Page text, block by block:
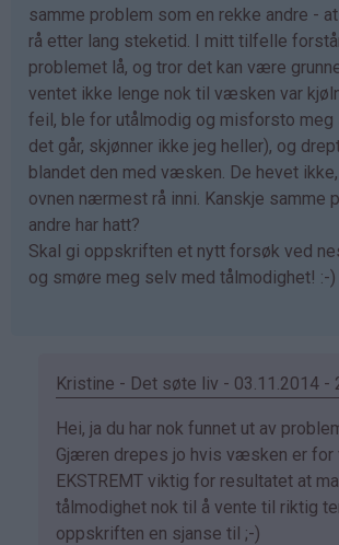
samme problem som en rekke andre -
rå etter lang steketid. I mitt tilfelle
problemet lå, og tror det kan være
ventet ikke lenge nok til væsken var
feil, ble for utålmodig og misforsto meg
det går, skjønner ikke jeg heller), og
blandet den med væsken. De hevet
ovnen nærmest rå inni. Kanskje samme
andre har hatt?
Skal gi oppskriften et nytt forsøk ved
og smøre meg selv med tålmodighet! :-)
Kristine - Det søte liv - 03.11.2014 -
Som
svar
på
av
Eli
Hei, ja du har nok funnet ut av
Gjæren drepes jo hvis væsken er for
EKSTREMT viktig for resultatet at
tålmodighet nok til å vente til riktig
oppskriften en sjanse til ;-)